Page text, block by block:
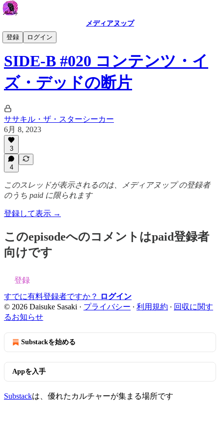
メディアヌップ
登録
ログイン
SIDE-B
SIDE-B #020 コンテンツ・イ
ズ・デッドの断片
ササキル・ザ・スターシーカー
6月 8, 2023
3
4
このスレッドが表示されるのは、メディアヌップ の登録者
のうち paid に限られます
登録して表示 →
このepisodeへのコメントはpaid登録者
向けです
登録
すでに有料登録者ですか？
ログイン
© 2026 Daisuke Sasaki · プライバシー ∙ 利用規約 ∙ 回収に関す
るお知らせ
Substackを始める
Appを入手
Substackは、優れたカルチャーが集まる場所です